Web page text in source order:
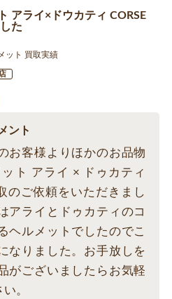
アライ×ドウカティ CORSE
た
ット 買取実績
ント
お客様よりほかのお品物
ト アライ × ドゥカティ
のご依頼をいただきまし
アライとドゥカティのコ
ヘルメットでしたのでこ
なりました。お手放しを
がございましたらお気軽
。